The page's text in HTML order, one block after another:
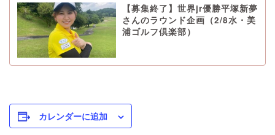
【募集終了】世界jr優勝平塚新夢
さんのラウンド企画（2/8水・美
浦ゴルフ倶楽部）
カレンダーに追加